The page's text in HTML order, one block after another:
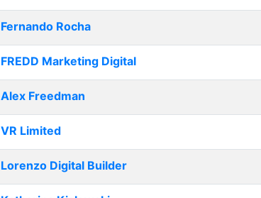
Fernando Rocha
FREDD Marketing Digital
Alex Freedman
VR Limited
Lorenzo Digital Builder